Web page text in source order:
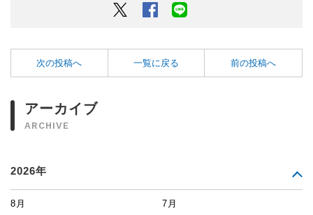
Twitter Facebook
次の投稿へ 一覧に戻る 前の投稿へ
アーカイブ
ARCHIVE
2026年
8月 7月